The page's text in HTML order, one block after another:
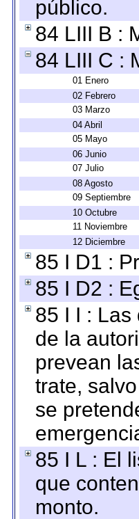
público.
84 LIII B :
84 LIII C :
01 Enero
02 Febrero
03 Marzo
04 Abril
05 Mayo
06 Junio
07 Julio
08 Agosto
09 Septiembre
10 Octubre
11 Noviembre
12 Diciembre
85 I D1 :
85 I D2 :
85 I I :
de la
prevean
trate,
se
85 I L : El
que
monto.